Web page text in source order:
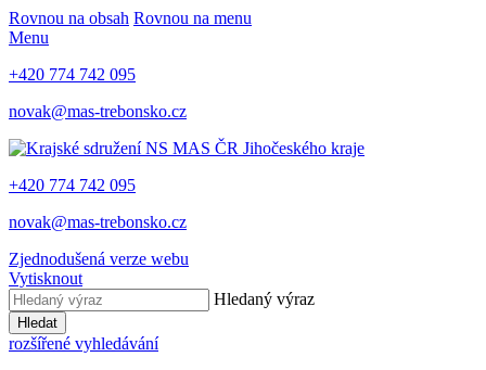
Rovnou na obsah Rovnou na menu
Menu
+420 774 742 095
novak@mas-trebonsko.cz
+420 774 742 095
novak@mas-trebonsko.cz
Zjednodušená verze webu
Vytisknout
Hledaný výraz
Hledat
rozšířené vyhledávání